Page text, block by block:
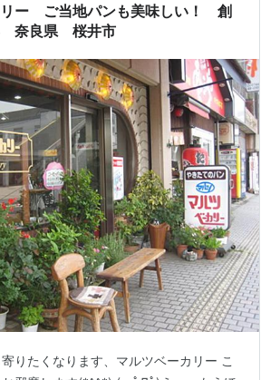
リー ご当地パンも美味しい！ 創
奈良県 桜井市
りたくなります、マルツベーカリー こ